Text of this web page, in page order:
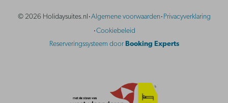
© 2026 Holidaysuites.nl ·Algemene voorwaarden· Privacyverklaring
·Cookiebeleid
Reserveringssysteem door Booking Experts